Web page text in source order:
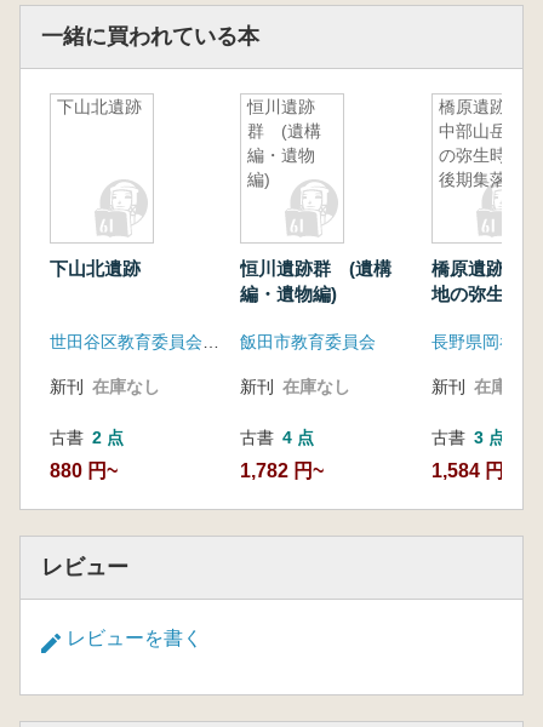
一緒に買われている本
下山北遺跡
下山北遺跡
新刊 在庫なし
古書 2 点
880 円~
恒川遺跡
群 (遺構
編・遺物
編)
恒川遺跡群 (遺構
編・遺物編)
飯田市教育委員会
新刊 在庫なし
古書 4 点
1,782 円~
橋原遺跡
中部山岳地
の弥生時代
後期集落址
橋原遺跡 中
地の弥生時
新刊 在庫なし
古書 3 点
1,584 円~
レビュー
レビューを書く